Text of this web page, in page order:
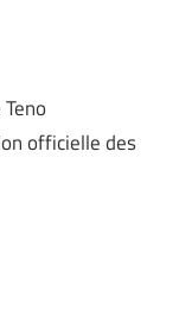
officielle des